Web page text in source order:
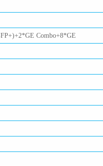
Combo+8*GE